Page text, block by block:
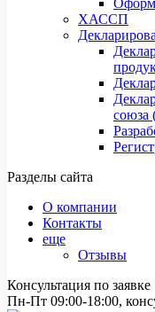
ХАССП
Разделы сайта
О компании
Контакты
еще
Отзывы
Консультация по заявке
Пн-Пт 09:00-18:00,